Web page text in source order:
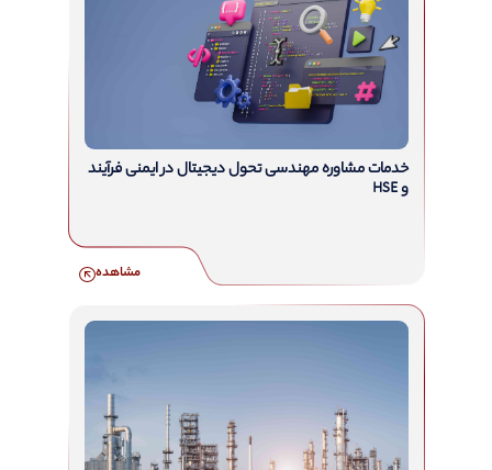
خدمات مشاوره مهندسی تحول دیجیتال در ایمنی فرآیند
و HSE
مشاهده